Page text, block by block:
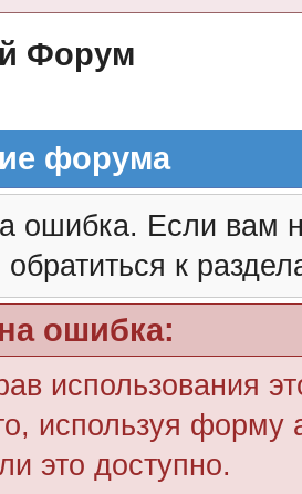
Форум
форума
ошибка. Если вам
обратиться к
ошибка:
использования
используя форму
это доступно.